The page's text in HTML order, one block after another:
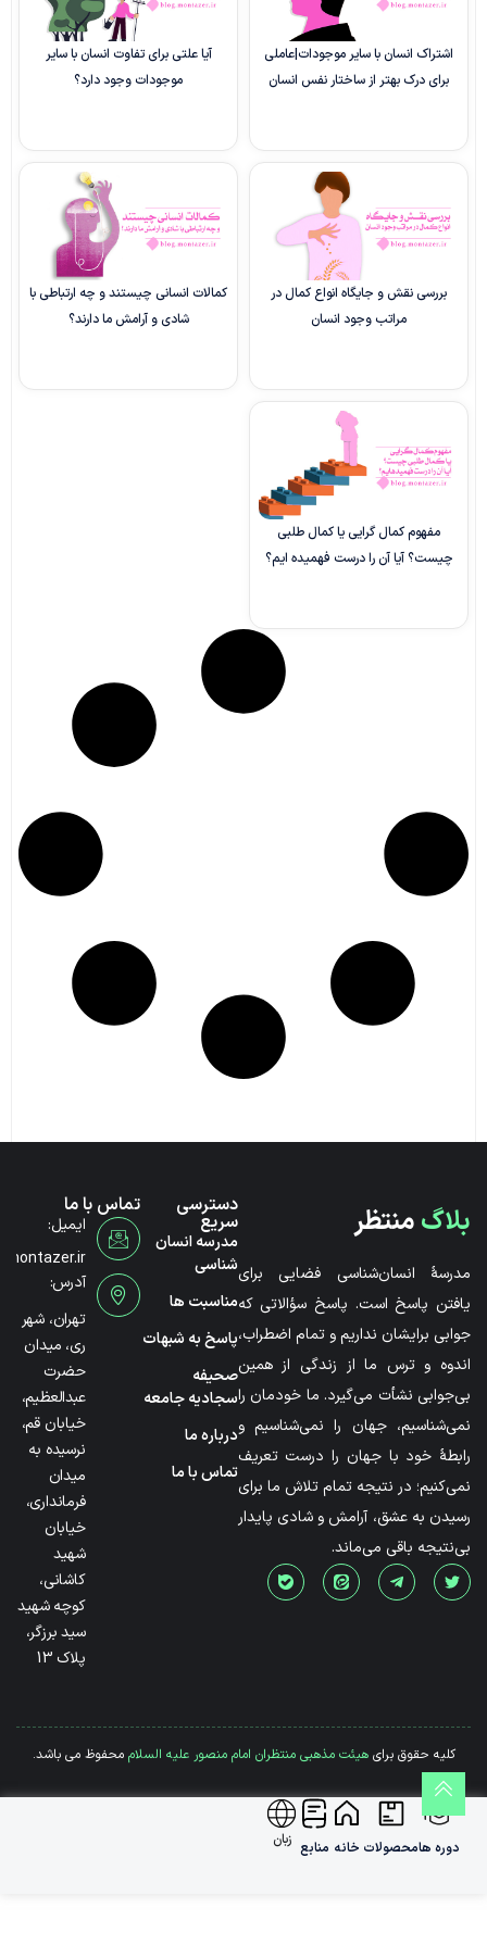
اشتراک انسان با سایر موجودات|عاملی
برای درک بهتر از ساختار نفس انسان
آیا علتی برای تفاوت انسان با سایر
موجودات وجود دارد؟
بررسی نقش و جایگاه انواع کمال در
مراتب وجود انسان
کمالات انسانی چیستند و چه ارتباطی با
شادی و آرامش ما دارند؟
مفهوم کمال گرایی یا کمال طلبی
چیست؟ آیا آن را درست فهمیده ایم؟
بلاگمنتظر
مدرسۀ انسان‌شناسی فضایی برای
یافتن پاسخ است. پاسخ سؤالاتی که
جوابی برایشان نداریم و تمام اضطراب،
اندوه و ترس ما از زندگی از همین
بی‌جوابی نشأت می‌گیرد. ما خودمان را
نمی‌شناسیم، جهان را نمی‌شناسیم و
رابطۀ خود با جهان را درست تعریف
نمی‌کنیم؛ در نتیجه تمام تلاش ما برای
رسیدن به عشق، آرامش و شادی پایدار
بی‌نتیجه باقی می‌ماند.
دسترسی
سریع
مدرسه انسان
شناسی
مناسبت ها
پاسخ به شبهات
صحیفه
سجادیه جامعه
درباره ما
تماس با ما
تماس با ما
ایمیل:
آدرس:
تهران، شهر
ری، میدان
حضرت
عبدالعظیم،
خیابان قم،
نرسیده به
میدان
فرمانداری،
خیابان
شهید
کاشانی،
کوچه شهید
سید برزگر،
پلاک 13
کلیه حقوق برایهیئت مذهبی منتظران امام منصور علیه السلاممحفوظ می باشد.
دوره هامحصولات خانه منابع زبان